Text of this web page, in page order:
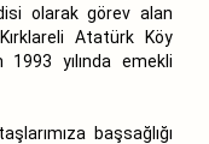
olarak görev alan
Atatürk Köy
yılında emekli
başsağlığı